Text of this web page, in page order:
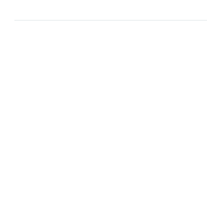
عند الحاجة إلى نسخة
وإدارة المحتوى بطريقة